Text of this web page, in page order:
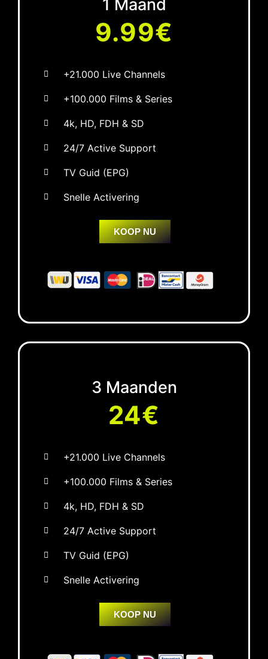
1 Maand
9.99€
+21.000 Live Channels
+100.000 Films & Series
4k, HD, FDH & SD
24/7 Active Support
TV Guid (EPG)
Snelle Activering
KOOP NU
3 Maanden
24€
+21.000 Live Channels
+100.000 Films & Series
4k, HD, FDH & SD
24/7 Active Support
TV Guid (EPG)
Snelle Activering
KOOP NU